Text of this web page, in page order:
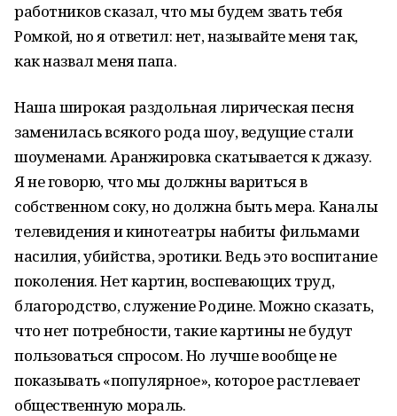
работников сказал, что мы будем звать тебя
Ромкой, но я ответил: нет, называйте меня так,
как назвал меня папа.
Наша широкая раздольная лирическая песня
заменилась всякого рода шоу, ведущие стали
шоуменами. Аранжировка скатывается к джазу.
Я не говорю, что мы должны вариться в
собственном соку, но должна быть мера. Каналы
телевидения и кинотеатры набиты фильмами
насилия, убийства, эротики. Ведь это воспитание
поколения. Нет картин, воспевающих труд,
благородство, служение Родине. Можно сказать,
что нет потребности, такие картины не будут
пользоваться спросом. Но лучше вообще не
показывать «популярное», которое растлевает
общественную мораль.